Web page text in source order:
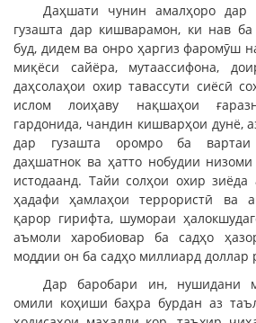
Даҳшати чунин амалҳоро дар
гузашта дар кишварамон, ки нав ба
буд, дидем ва онро ҳаргиз фаромӯш
миқёси сайёра, мутаассифона,
даҳсолаҳои охир тавассути сиёсӣ
ислом лоиҳаву нақшаҳои
гардонида, чандин кишварҳои дунё,
дар гузашта оромро ба вартаи
даҳшатнок ва ҳатто нобудии
истодаанд. Тайи солҳои охир зиёда
ҳадафи ҳамлаҳои террористӣ ва
қарор гирифта, шумораи
аъмоли харобиовар ба садҳо
моддии он ба садҳо миллиард доллар
Дар баробари ин, нушидани
омили коҳиши баҳра бурдан аз